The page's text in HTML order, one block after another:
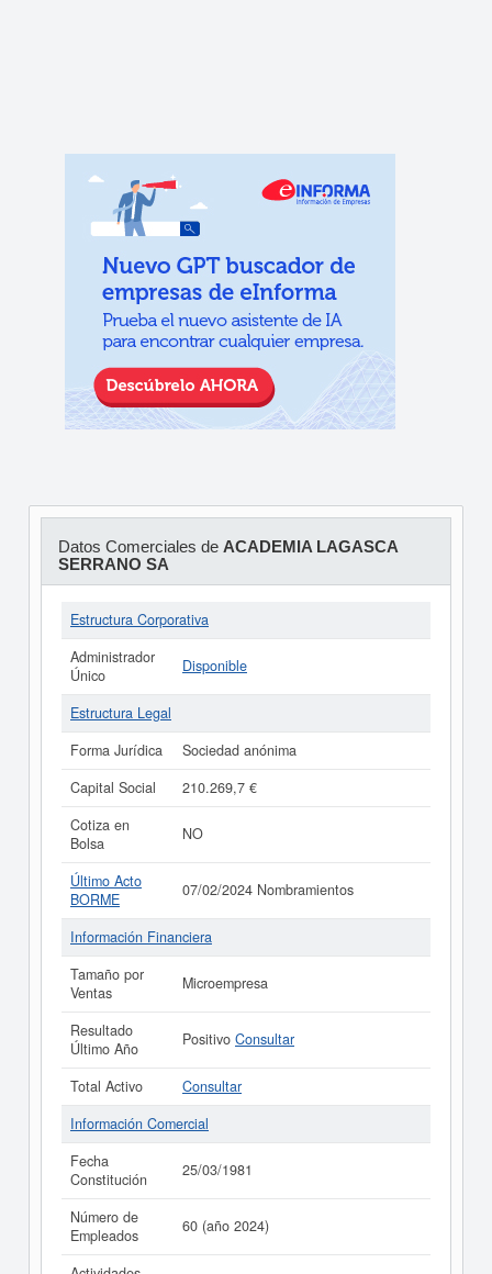
Datos Comerciales de ACADEMIA LAGASCA
SERRANO SA
Estructura Corporativa
Administrador
Único
Disponible
Estructura Legal
Forma Jurídica
Sociedad anónima
Capital Social
210.269,7 €
Cotiza en
Bolsa
NO
Último Acto
BORME
07/02/2024 Nombramientos
Información Financiera
Tamaño por
Ventas
Microempresa
Resultado
Último Año
Positivo Consultar
Total Activo
Consultar
Información Comercial
Fecha
Constitución
25/03/1981
Número de
Empleados
60 (año 2024)